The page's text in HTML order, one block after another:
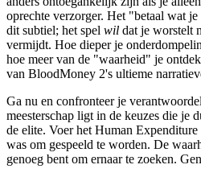
oprechte verzorger. Het "betaal wat
dit subtiel; het spel wil dat je worstelt
vermijdt. Hoe dieper je
hoe meer van de "waarheid" je
van BloodMoney 2's ultieme
Ga nu en confronteer je
meesterschap ligt in de keuzes die je
de elite. Voer het Human
was om gespeeld te worden. De
genoeg bent om ernaar te zoeken.